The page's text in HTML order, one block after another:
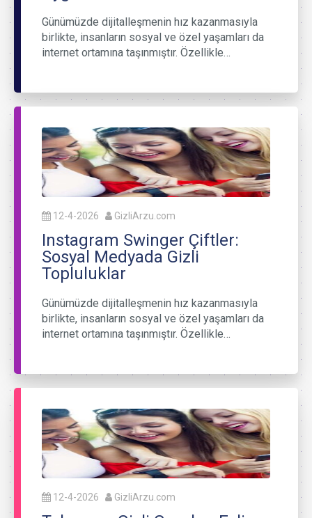
Günümüzde dijitalleşmenin hız kazanmasıyla
birlikte, insanların sosyal ve özel yaşamları da
internet ortamına taşınmıştır. Özellikle…
12-4-2026 GizliArzu.com
Instagram Swinger Çiftler:
Sosyal Medyada Gizli
Topluluklar
Günümüzde dijitalleşmenin hız kazanmasıyla
birlikte, insanların sosyal ve özel yaşamları da
internet ortamına taşınmıştır. Özellikle…
12-4-2026 GizliArzu.com